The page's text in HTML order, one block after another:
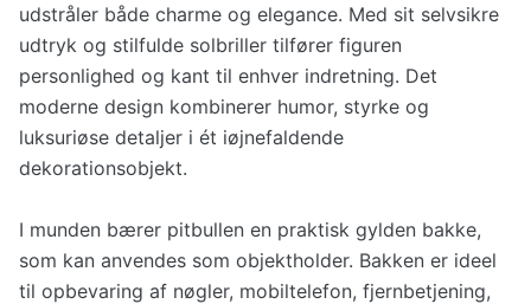
udstråler både charme og elegance. Med sit selvsikre
udtryk og stilfulde solbriller tilfører figuren
personlighed og kant til enhver indretning. Det
moderne design kombinerer humor, styrke og
luksuriøse detaljer i ét iøjnefaldende
dekorationsobjekt.
I munden bærer pitbullen en praktisk gylden bakke,
som kan anvendes som objektholder. Bakken er ideel
til opbevaring af nøgler, mobiltelefon, fjernbetjening,